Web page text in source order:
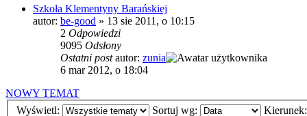
Szkoła Klementyny Barańskiej
autor: be-good » 13 sie 2011, o 10:15
2 Odpowiedzi
9095 Odsłony
Ostatni postautor: zunia
6 mar 2012, o 18:04
NOWY TEMAT
Wyświetl:
Sortuj wg: